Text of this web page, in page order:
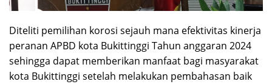
Diteliti pemilihan korosi sejauh mana efektivitas kinerja
peranan APBD kota Bukittinggi Tahun anggaran 2024
sehingga dapat memberikan manfaat bagi masyarakat
kota Bukittinggi setelah melakukan pembahasan baik